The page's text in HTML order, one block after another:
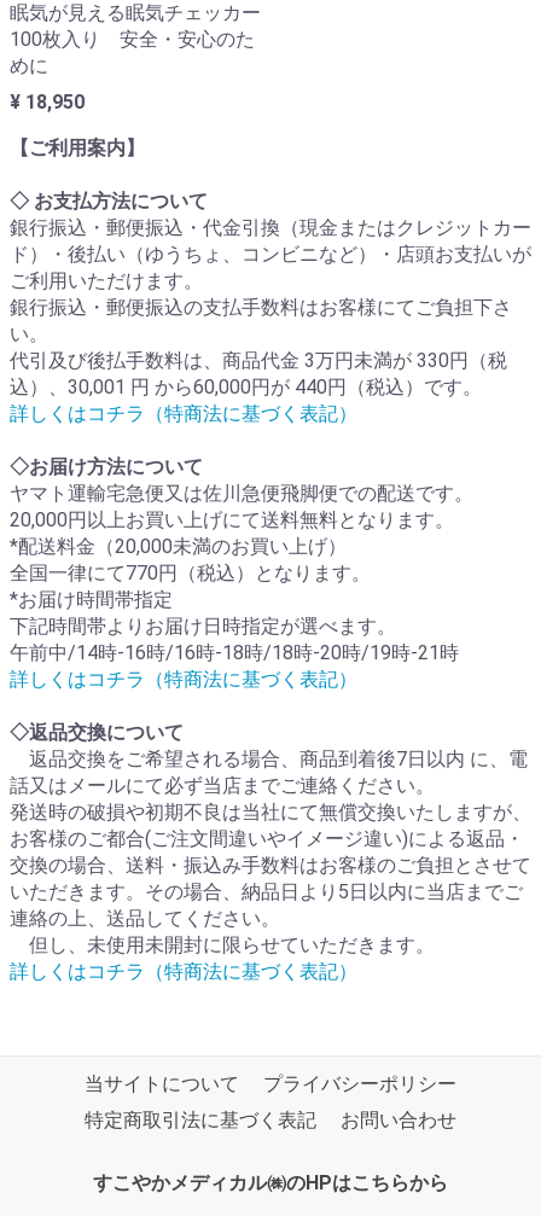
眠気が見える眠気チェッカー
100枚入り 安全・安心のた
めに
¥ 18,950
【ご利用案内】
◇ お支払方法について
銀行振込・郵便振込・代金引換（現金またはクレジットカー
ド）・後払い（ゆうちょ、コンビニなど）・店頭お支払いが
ご利用いただけます。
銀行振込・郵便振込の支払手数料はお客様にてご負担下さ
い。
代引及び後払手数料は、商品代金 3万円未満が 330円（税
込）、30,001 円 から60,000円が 440円（税込）です。
詳しくはコチラ（特商法に基づく表記）
◇お届け方法について
ヤマト運輸宅急便又は佐川急便飛脚便での配送です。
20,000円以上お買い上げにて送料無料となります。
*配送料金（20,000未満のお買い上げ）
全国一律にて770円（税込）となります。
*お届け時間帯指定
下記時間帯よりお届け日時指定が選べます。
午前中/14時-16時/16時-18時/18時-20時/19時-21時
詳しくはコチラ（特商法に基づく表記）
◇返品交換について
返品交換をご希望される場合、商品到着後7日以内 に、電
話又はメールにて必ず当店までご連絡ください。
発送時の破損や初期不良は当社にて無償交換いたしますが、
お客様のご都合(ご注文間違いやイメージ違い)による返品・
交換の場合、送料・振込み手数料はお客様のご負担とさせて
いただきます。その場合、納品日より5日以内に当店までご
連絡の上、送品してください。
但し、未使用未開封に限らせていただきます。
詳しくはコチラ（特商法に基づく表記）
当サイトについて
プライバシーポリシー
特定商取引法に基づく表記
お問い合わせ
すこやかメディカル㈱のHPはこちらから